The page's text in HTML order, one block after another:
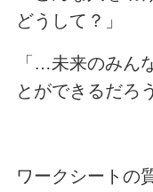
どうして？」
「…未来のみん
とができるだろ
ワークシートの